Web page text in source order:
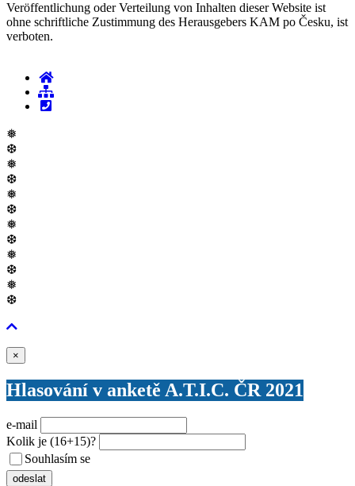
Veröffentlichung oder Verteilung von Inhalten dieser Website ist
ohne schriftliche Zustimmung des Herausgebers KAM po Česku, ist
verboten.
❅
❆
❅
❆
❅
❆
❅
❆
❅
❆
❅
❆
×
Hlasování v anketě A.T.I.C. ČR 2021
e-mail
Kolik je (16+15)?
Souhlasím se
odeslat